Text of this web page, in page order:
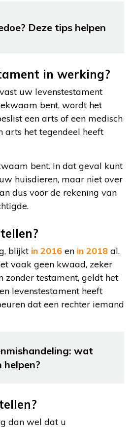
Deze tips helpen
in werking?
uw levenstestament
bent, wordt het
een arts of een medisch
arts het tegendeel heeft
bent. In dat geval kunt
huisdieren, maar niet over
dus voor de rekening van
blijkt in 2016 en in 2018 al.
vaak geen kwaad, zeker
testament, geldt het
levenstestament heeft
dat een rechter iemand
wat
dan wel dat u